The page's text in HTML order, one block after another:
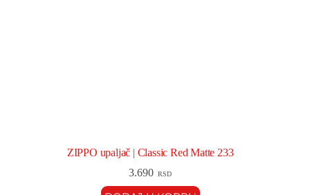
ZIPPO upaljač | Classic Red Matte 233
3.690 RSD